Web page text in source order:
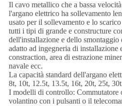
Il cavo metallico che a bassa
l'argano elettrico ha sollevamento
usato per il sollevamento e lo
tutti i tipi di grande e constructure
dell'installazione e dello smontaggio
adatto ad ingegneria di installazione
constraction, area di estrazione
navale ecc.
La capacità standard dell'argano
8t, 10t, 12.5t, 13.5t, 16t, 20t, 25t,
I modelli di controllo: Commutatore
volantino con i pulsanti o il